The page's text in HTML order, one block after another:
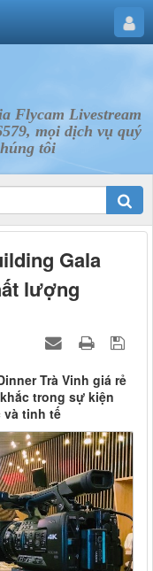
Flycam Livestream
mọi dịch vụ quý
tôi
Gala
lượng
Trà Vinh giá rẻ
trong sự kiện
tinh tế